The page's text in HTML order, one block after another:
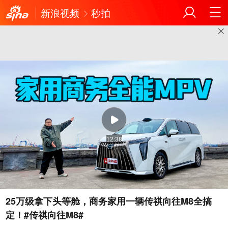
新浪视频 秒拍
12:38
25万级拿下头等舱，商务家用一辆传祺向往M8全搞